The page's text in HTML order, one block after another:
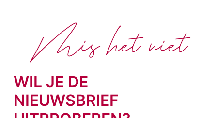
WIL JE DE
NIEUWSBRIEF
Mis het niet